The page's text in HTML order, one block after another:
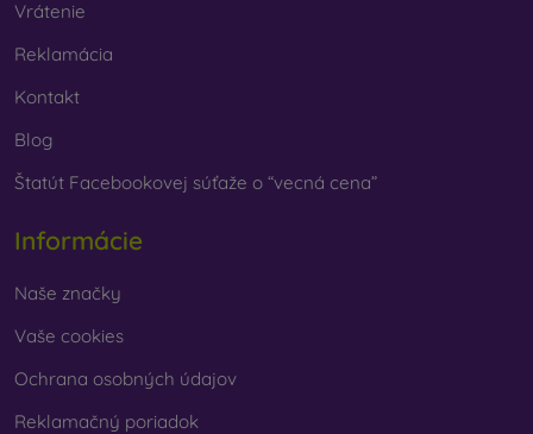
Vrátenie
Reklamácia
Kontakt
Blog
Štatút Facebookovej súťaže o “vecná cena”
Informácie
Naše značky
Vaše cookies
Ochrana osobných údajov
Reklamačný poriadok